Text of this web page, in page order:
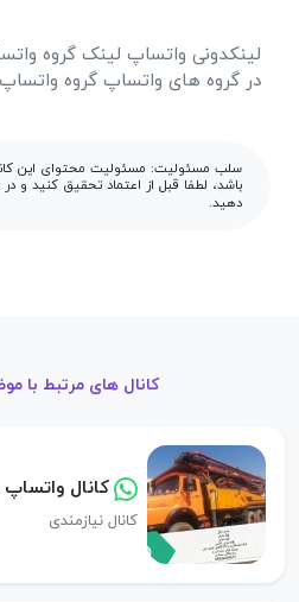
لینکدونی واتساپ لینک گروه
در گروه های واتساپ گروه
سلب مسئولیت: مسئولیت محتوای این
باشد، لطفا قبل از اعتماد تحقیق کنید و
دهید.
کانال های مرتبط با
کانال
کانال نیازمندی